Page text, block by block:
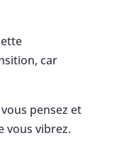
car
pensez et
vous vibrez.